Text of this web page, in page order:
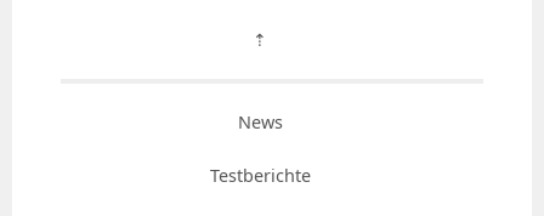
⇡
News
Testberichte